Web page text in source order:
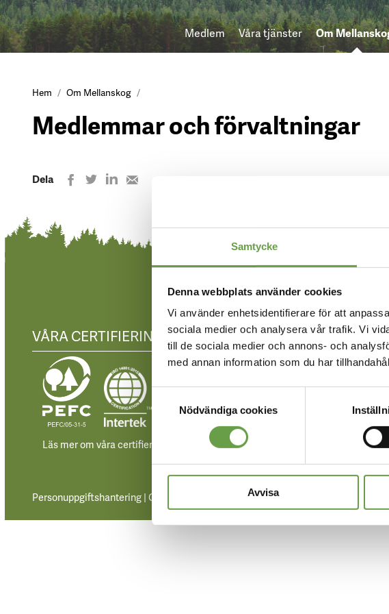
Samtycke
Denna webbplats använder cookies
Vi använder enhetsidentifierare för att
sociala medier och analysera vår trafik. Vi
till de sociala medier och annons- och
med annan information som du har
Nödvändiga cookies
Avvisa
Medlem Våra tjänster Om
Hem Om Mellanskog
Medlemmar och förvaltningar
Dela
Dela DelaDelaShare
mail
VÅRA CERTIFIERINGAR KONTAKTA
Läs mer om våra certifieringar.
Besöksadress:
752 37 Uppsala
Postadress:
Personuppgiftshantering | Om webbplatsen och kakor|© Mellanskog 2023